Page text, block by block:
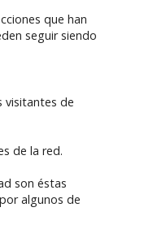
que han
seguir siendo
visitantes de
de la red.
son éstas
algunos de